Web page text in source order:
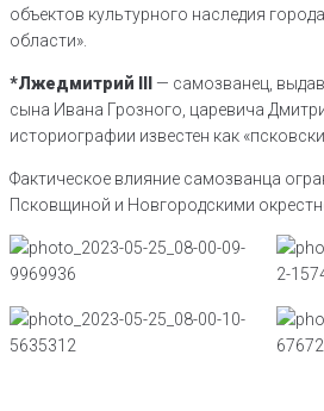
объектов культурного наследия
области».
*Лжедмитрий III — самозванец,
сына Ивана Грозного, царевича
историографии известен как
Фактическое влияние самозванца
Псковщиной и Новгородскими